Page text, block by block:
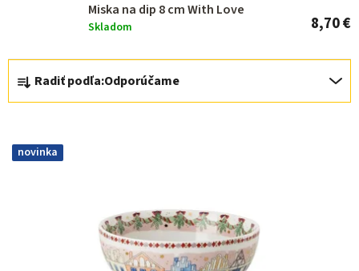
Miska na dip 8 cm With Love
Skladom 8,70 €
R
a
e
n
Radiť podľa:Odporúčame
novinka